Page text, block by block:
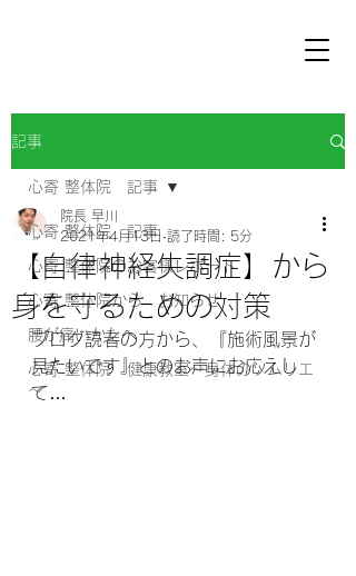
記事
心寄 整体院 記事
心寄 整体院のお客様レポート
心寄 整体院から お知らせ
腰が痛いかたへ
心寄 整体院 健康教室～身体のソムリエ
～
心寄 整体院 記事
【自律神経失調症】から
身を守るための対策
院長 早川
2021年4月13日 読了時間: 5分
ブログ読者の方から、『施術風景が
見たいです』とのお声にお応えし
て…